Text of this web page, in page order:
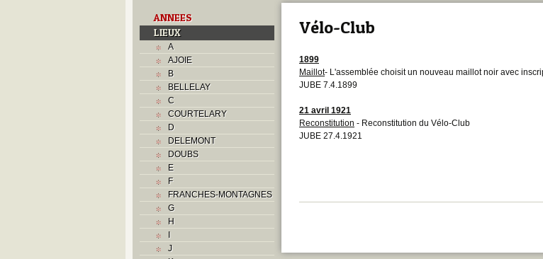
ANNEES
LIEUX
A
AJOIE
B
BELLELAY
C
COURTELARY
D
DELEMONT
DOUBS
E
F
FRANCHES-MONTAGNES
G
H
I
J
Vélo-Club
1899
Maillot- L'assemblée choisit un nouveau maillot noir avec
JUBE 7.4.1899
21 avril 1921
Reconstitution - Reconstitution du Vélo-Club
JUBE 27.4.1921